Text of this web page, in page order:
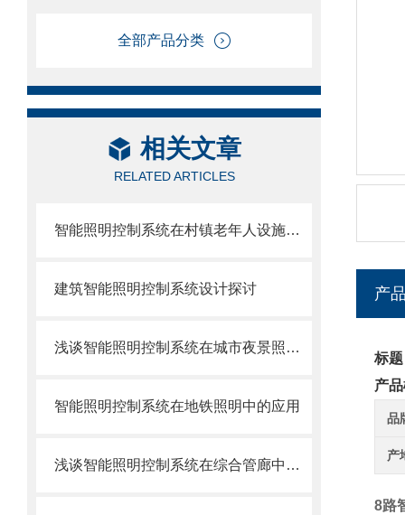
全部产品分类
相关文章
RELATED ARTICLES
智能照明控制系统在村镇老年人设施中的应用
建筑智能照明控制系统设计探讨
浅谈智能照明控制系统在城市夜景照明中的运用
智能照明控制系统在地铁照明中的应用
浅谈智能照明控制系统在综合管廊中的设计应用与研究
产
标
产
品
产
8路